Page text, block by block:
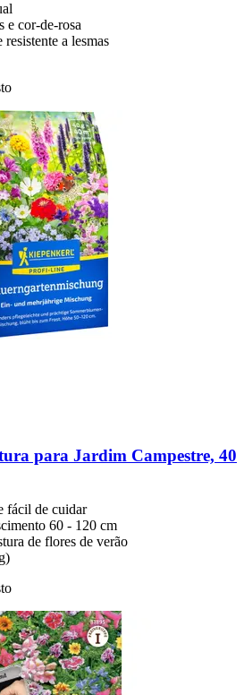
e cor-de-rosa
a lesmas
para Jardim Campestre, 40
fácil de cuidar
60 - 120 cm
de flores de verão